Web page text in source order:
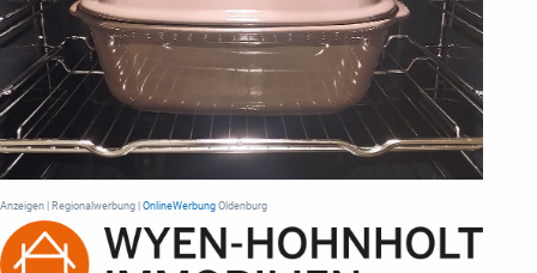
Anzeigen | Regionalwerbung | OnlineWerbung Oldenburg